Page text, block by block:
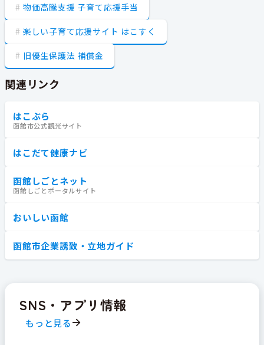
物価高騰支援 子育て応援手当
楽しい子育て応援サイト はこすく
旧優生保護法 補償金
関連リンク
はこぶら
函館市公式観光サイト
はこだて健康ナビ
函館しごとネット
函館しごとポータルサイト
おいしい函館
函館市企業誘致・立地ガイド
SNS・アプリ情報
もっと見る